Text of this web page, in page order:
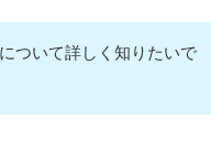
ついて詳しく知りたいで